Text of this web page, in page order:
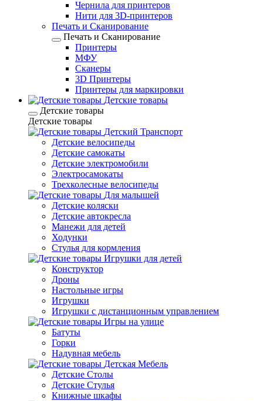
Чернила для принтеров
Нити для 3D-принтеров
Печать и Сканирование
Печать и Сканирование
Принтеры
МФУ
Сканеры
3D Принтеры
Принтеры для маркировки
Детские товары
Детские товары
Детские товары
Детский Транспорт
Детские велосипеды
Детские самокаты
Детские электромобили
Электросамокаты
Трехколесные велосипеды
Для малышей
Детские коляски
Детские автокресла
Манежи для детей
Ходунки
Стулья для кормления
Игрушки для детей
Конструктор
Дроны
Настольные игры
Игрушки
Игрушки c дистанционным управлением
Игры на улице
Батуты
Горки
Надувная мебель
Детская Мебель
Детские Столы
Детские Стулья
Книжные шкафы